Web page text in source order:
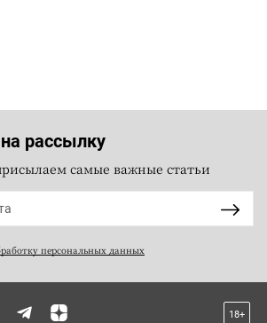
рассылку
самые важные статьи
персональных данных
18+